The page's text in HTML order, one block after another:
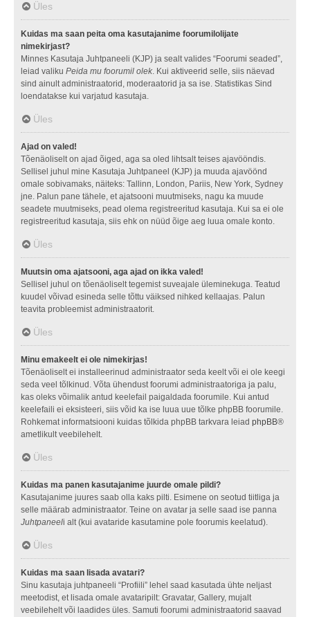
Üles
Kuidas ma saan peita oma kasutajanime foorumilolijate
nimekirjast?
Minnes Kasutaja Juhtpaneeli (KJP) ja sealt valides “Foorumi seaded”,
leiad valiku Peida mu foorumil olek. Kui aktiveerid selle, siis näevad
sind ainult administraatorid, moderaatorid ja sa ise. Statistikas Sind
loendatakse kui varjatud kasutaja.
Üles
Ajad on valed!
Tõenäoliselt on ajad õiged, aga sa oled lihtsalt teises ajavööndis.
Sellisel juhul mine Kasutaja Juhtpaneel (KJP) ja muuda ajavöönd
omale sobivamaks, näiteks: Tallinn, London, Pariis, New York, Sydney
jne. Palun pane tähele, et ajatsooni muutmiseks, nagu ka muude
seadete muutmiseks, pead olema registreeritud kasutaja. Kui sa ei ole
registreeritud kasutaja, siis ehk on nüüd õige aeg luua omale konto.
Üles
Muutsin oma ajatsooni, aga ajad on ikka valed!
Sellisel juhul on tõenäoliselt tegemist suveajale üleminekuga. Teatud
kuudel võivad esineda selle tõttu väiksed nihked kellaajas. Palun
teavita probleemist administraatorit.
Üles
Minu emakeelt ei ole nimekirjas!
Tõenäoliselt ei installeerinud administraator seda keelt või ei ole keegi
seda veel tõlkinud. Võta ühendust foorumi administraatoriga ja palu,
kas oleks võimalik antud keelefail paigaldada foorumile. Kui antud
keelefaili ei eksisteeri, siis võid ka ise luua uue tõlke phpBB foorumile.
Rohkemat informatsiooni kuidas tõlkida phpBB tarkvara leiad phpBB®
ametlikult veebilehelt.
Üles
Kuidas ma panen kasutajanime juurde omale pildi?
Kasutajanime juures saab olla kaks pilti. Esimene on seotud tiitliga ja
selle määrab administraator. Teine on avatar ja selle saad ise panna
Juhtpaneeli alt (kui avataride kasutamine pole foorumis keelatud).
Üles
Kuidas ma saan lisada avatari?
Sinu kasutaja juhtpaneeli “Profiili” lehel saad kasutada ühte neljast
meetodist, et lisada omale avataripilt: Gravatar, Gallery, mujalt
veebilehelt või laadides üles. Samuti foorumi administraatorid saavad